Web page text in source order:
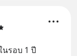
นรอบ 1 ปี